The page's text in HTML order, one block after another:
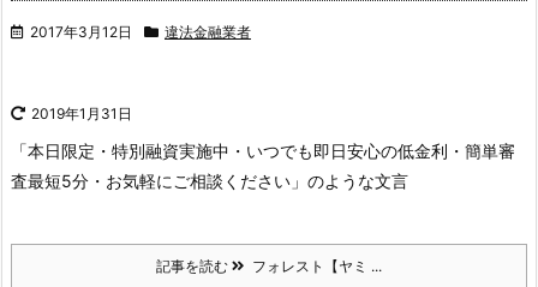
2017年3月12日 違法金融業者
2019年1月31日
「本日限定・特別融資実施中・いつでも即日安心の低金利・簡単審
査最短5分・お気軽にご相談ください」のような文言
記事を読む フォレスト【ヤミ ...